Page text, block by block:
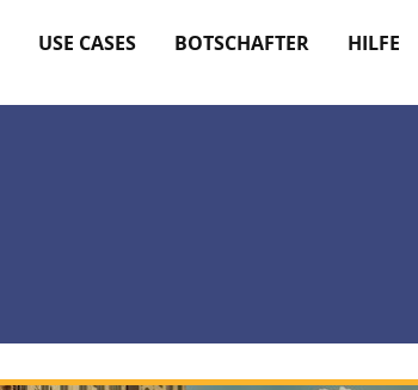
USE CASES BOTSCHAFTER HILFE